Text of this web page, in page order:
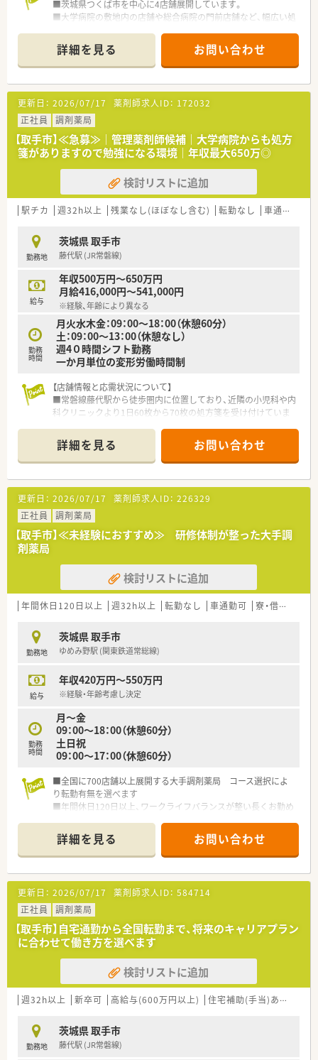
■茨城県つくば市を中心に4店舗展開しています。
■大学病院の敷地内の店舗や総合病院の門前店舗など、幅広い処
■調剤薬局以外にも医療・介護事業を展開しており、医療・介護施
設を１３事業所運営しています。
■薬局の立ち上げから在籍している方も多く、離職率は低めです
■比較的若い社員も多く、フラットな社風です。
■平成28年から薬局の開局をスタートした会社ですが、前身の
法人では50年の歴史がある調剤薬局です。
■旗艦店舗では全自動ピッキングマシ―ンや監査システムなど、
最新設備を導入しており安心してお仕事に取り組めます
■男性比率が6割と高く、子育て中の女性も多数活躍されていま
す
■産休育休を取得された後に復帰されている方も多数いらっし
■年間50本程の勉強会やE-ラーニングも会社負担で受講できま
す
《こんな薬局です》
■木日祝休み、18時までの開局のためワイフワークバランスが
取りやすい店舗です
■処方箋は1日平均60~70枚以下で小児科と内科の処方箋をメイ
ンに応需しています
■処方箋も比較的軽めな処方箋が多く、1人薬剤師の店舗となり
ます
■近隣に店舗もあるため、安心してお休みも取得頂けます
《こんな方にお勧め》
■会社で資格取得についてもバックアップ体制があるため、スキ
■人間関係の良い職場である程度自由に働きたいと考えている
方
■つくば市など茨城県県南エリアで腰を据えて働きたい方
詳細を見る お問い合わせ
更新日： 2026/07/17 薬剤師求人ID： 172032
正社員
調剤薬局
【取手市】≪急募≫｜管理薬剤師候補｜大学病院からも処方
箋がありますので勉強になる環境｜年収最大650万◎
検討リストに追加
駅チカ 週32h以上 残業なし(ほぼなし含む) 転勤なし 車通勤可
勤務地
茨城県 取手市
藤代駅 (JR常磐線)
給与
年収500万円～650万円
月給416,000円～541,000円
※経験、年齢により異なる
勤務
時間
月火水木金：09：00～18：00（休憩60分）
土：09：00～13：00（休憩なし）
週4０時間シフト勤務
一か月単位の変形労働時間制
【店舗情報と応需状況について】
■常磐線藤代駅から徒歩圏内に位置しており、近隣の小児科や内
科クリニックより1日60枚から70枚の処方箋を受け付けていま
■薬剤師2名と事務員1から2名の体制で運営しており、大学病院
からの広域処方箋も応需するため幅広い知識を習得できる環境
です。
■施設在宅は現在3から4施設で約40名を担当しており、全ての
施設が店舗から15分圏内にあるため効率的な訪問が可能となっ
ています。
【募集背景と求める人物像について】
■欠員補充および体制強化のための急募となっており、将来的に
ります。
■店舗間ヘルプや異動に対してフレキシブルに対応できる方や、
普通自動車免許を持ち外回りの業務も厭わない方を募集してい
ます。
医療を支える一員として主体的に行動できる方を求めている状
況です。
■東北と関東を中心に調剤薬局をチェーン展開しており、クリニ
ック門前や在宅特化型など多様な形態で地域医療に貢献してい
■国の求める薬局ビジョンに沿った運営を徹底しており、調剤の
機械化やシステムの導入を積極的に進めて対人業務の時間を創
出しています。
■新卒と中途の双方をバランスよく採用しており、eラーニング
制です。
【勤務実態について】
■平日は18時までの開局となっており残業はほとんど発生しな
いため、終業後の時間を有効に活用してリフレッシュすることが
可能です。
■年間休日は120日が確保されており、夏季休暇や年末年始休暇
と合わせてしっかりとお休みを取れるため定着率が高い職場環
■エリアマネージャーが各店を巡回してフォローする体制が整
っており、急な欠員時にも組織全体で助け合う文化が浸透してい
る会社です。
詳細を見る お問い合わせ
更新日： 2026/07/17 薬剤師求人ID： 226329
正社員
調剤薬局
【取手市】≪未経験におすすめ≫ 研修体制が整った大手調
剤薬局
検討リストに追加
年間休日120日以上 週32h以上 転勤なし 車通勤可 寮・借上社宅あり
勤務地
茨城県 取手市
ゆめみ野駅 (関東鉄道常総線)
給与
年収420万円～550万円
※経験・年齢考慮し決定
勤務
時間
月～金
09：00～18：00（休憩60分）
土日祝
09：00～17：00（休憩60分）
■全国に700店舗以上展開する大手調剤薬局 コース選択によ
り転勤有無を選べます
■年間休日120日以上、ワークライフバランスが整い長くお勤め
■独自のeラーニングや研修制度が充実、新卒にも人気の会社で
す
詳細を見る お問い合わせ
更新日： 2026/07/17 薬剤師求人ID： 584714
正社員
調剤薬局
【取手市】自宅通勤から全国転勤まで、将来のキャリアプラン
に合わせて働き方を選べます
検討リストに追加
週32h以上 新卒可 高給与(600万円以上) 住宅補助(手当)あり
勤務地
茨城県 取手市
藤代駅 (JR常磐線)